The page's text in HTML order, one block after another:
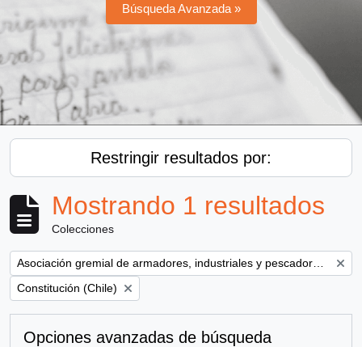
Búsqueda Avanzada »
Restringir resultados por:
Mostrando 1 resultados
Colecciones
Remove filter:
Remove filter:
Constitución (Chile)
Opciones avanzadas de búsqueda